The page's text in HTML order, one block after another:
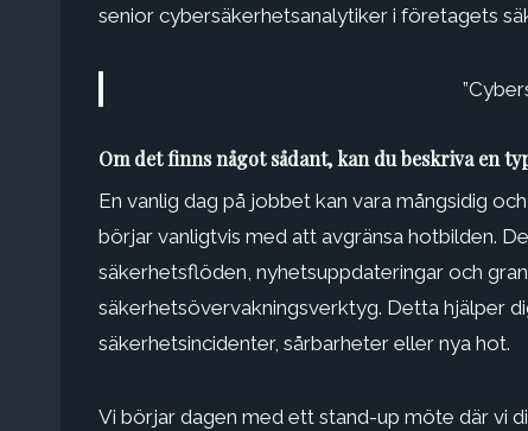
senior cybersäkerhetsanalytiker i företagets
Om det finns något sådant, kan du beskriva en
En vanlig dag på jobbet kan vara mångsidig
börjar vanligtvis med att avgränsa hotbilden.
säkerhetsflöden, nyhetsuppdateringar och
säkerhetsövervakningsverktyg. Detta hjälper
säkerhetsincidenter, sårbarheter eller nya hot.
Vi börjar dagen med ett stand-up möte där vi